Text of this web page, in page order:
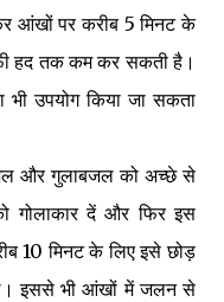
आंखों पर करीब 5 मिनट के
हद तक कम कर सकती है।
उपयोग किया जा सकता
और गुलाबजल को अच्छे से
दें और फिर इस
10 मिनट के लिए इसे छोड़
इससे भी आंखों में जलन से